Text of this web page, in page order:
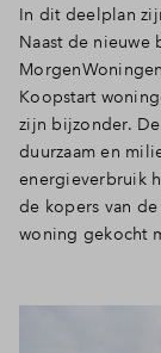
In dit deelplan
Naast de nieuwe
Koopstart
zijn bijzonder.
duurzaam en
energieverbruik
de kopers van
woning gekocht